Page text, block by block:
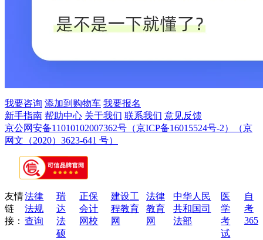
我要咨询 添加到购物车 我要报名
新手指南 帮助中心 关于我们 联系我们 意见反馈
京公网安备11010102007362号 （京ICP备16015524号-2）
（京
网文（2020）3623-641 号）
友情
链
接：
法律
法规
查询
瑞
达
法
硕
正保
会计
网校
建设工
程教育
网
法律
教育
网
中华人民
共和国司
法部
医
学
考
试
自
考
365